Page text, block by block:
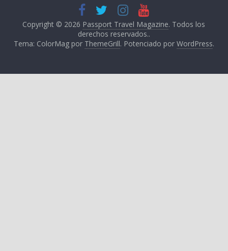
Copyright © 2026 Passport Travel Magazine. Todos los
derechos reservados..
Tema: ColorMag por ThemeGrill. Potenciado por WordPress.